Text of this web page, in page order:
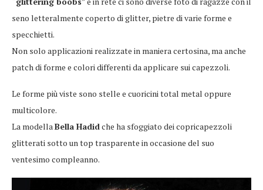
seno letteralmente coperto di glitter, pietre di varie forme e
specchietti.
Non solo applicazioni realizzate in maniera certosina, ma anche
patch di forme e colori differenti da applicare sui capezzoli.
Le forme più viste sono stelle e cuoricini total metal oppure
multicolore.
La modellaBella Hadidche ha sfoggiato dei copricapezzoli
glitterati sotto un top trasparente in occasione del suo
ventesimo compleanno.